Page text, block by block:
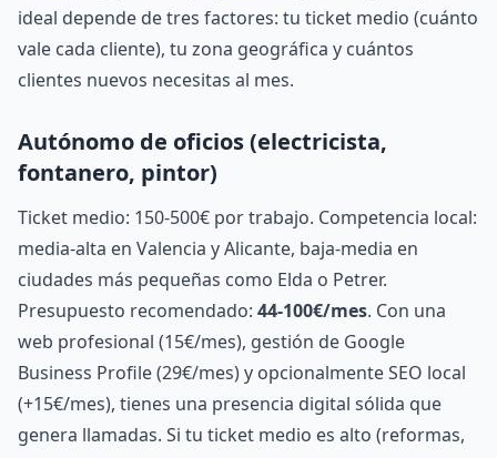
ideal depende de tres factores: tu ticket medio (cuánto
vale cada cliente), tu zona geográfica y cuántos
clientes nuevos necesitas al mes.
Autónomo de oficios (electricista,
fontanero, pintor)
Ticket medio: 150-500€ por trabajo. Competencia local:
media-alta en Valencia y Alicante, baja-media en
ciudades más pequeñas como Elda o Petrer.
Presupuesto recomendado: 44-100€/mes. Con una
web profesional (15€/mes), gestión de Google
Business Profile (29€/mes) y opcionalmente SEO local
(+15€/mes), tienes una presencia digital sólida que
genera llamadas. Si tu ticket medio es alto (reformas,